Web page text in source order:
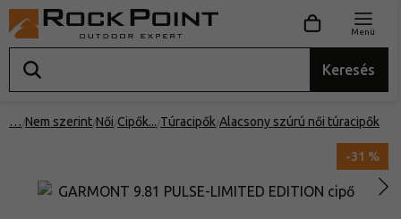
Keresés
Menü
… Nem szerint Női Cipők Túracipők Alacsony szúrú női túracipők
-31 %